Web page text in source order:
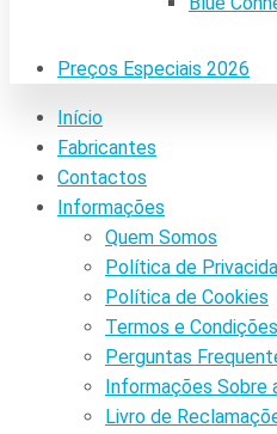
Preços Especiais 2026
Início
Fabricantes
Contactos
Informações
Quem Somos
Política de
Política de Cookies
Termos e Condições
Perguntas
Informações Sobre
Livro de